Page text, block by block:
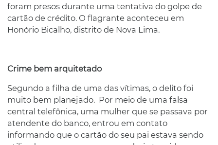
foram presos durante uma tentativa do golpe de
cartão de crédito. O flagrante aconteceu em
Honório Bicalho, distrito de Nova Lima.
Crime bem arquitetado
Segundo a filha de uma das vítimas, o delito foi
muito bem planejado. Por meio de uma falsa
central telefônica, uma mulher que se passava por
atendente do banco, entrou em contato
informando que o cartão do seu pai estava sendo